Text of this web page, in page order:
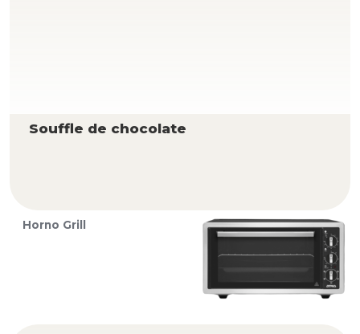
Souffle de chocolate
Horno Grill